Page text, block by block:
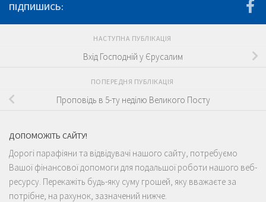
ПІДПИШИСЬ:
НАСТУПНА ПУБЛІКАЦІЯ
Вхід Господній у Єрусалим
ПОПЕРЕДНЯ ПУБЛІКАЦІЯ
Проповідь в 5-ту неділю Великого Посту
ДОПОМОЖІТЬ САЙТУ!
Дорогі парафіяни та відвідувачі нашого сайту, потребуємо
Вашої фінансової допомоги для подальшої роботи нашого веб-
ресурсу. Перекажіть будь-яку суму грошей, яку вважаєте за
потрібне, на рахунок, зазначений нижче.